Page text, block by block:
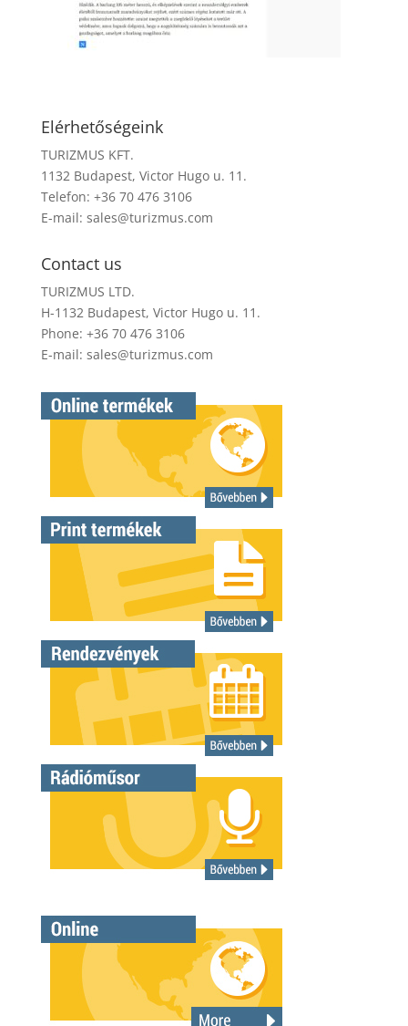
Elérhetőségeink
TURIZMUS KFT.
1132 Budapest, Victor Hugo u. 11.
Telefon: +36 70 476 3106
E-mail: sales@turizmus.com
Contact us
TURIZMUS LTD.
H-1132 Budapest, Victor Hugo u. 11.
Phone: +36 70 476 3106
E-mail: sales@turizmus.com